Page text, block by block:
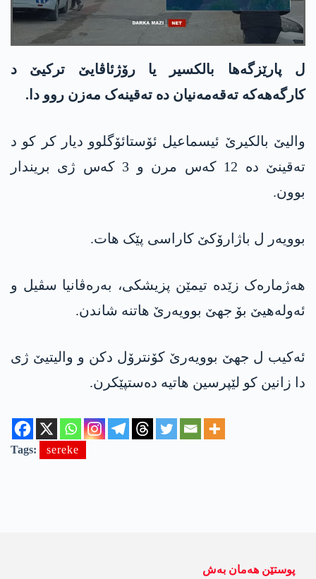
ل پارێزگه‌ها بالکسیر یا رۆژئاڤایێ ترکیێ د
کارگەهەکە تەقەمەنیان دە تەقینەک مەزن روو دا.
والیێ بالکیرێ ئیسماعیل ئۆستائۆگلوو دیار کر کو د
تەقینێ دە 12 کەس مرن و 3 کەس ژی بریندار
بوون.
بوویەر ل باژارۆکێ کاراسی پێک هات.
هەژمارەک زێدە تیمێن پزیشکی، بەرەڤانیا سڤیل و
ئەولەهیێ بۆ جهێ بوویەرێ هاتنە شاندن.
ئەکیب ل جهێ بوویەرێ کۆنترۆل دکن و والیتیێ ژی
دا زانین کو لێپرسین هاتیە دەستپێکرن.
Tags: sereke
پوستێن ھەمان بەش